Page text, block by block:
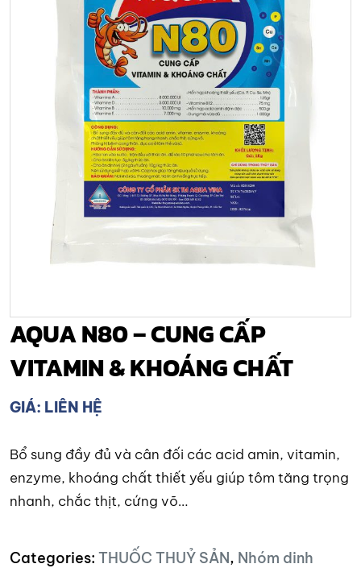
AQUA N80 – CUNG CẤP
VITAMIN & KHOÁNG CHẤT
GIÁ: LIÊN HỆ
Bổ sung đầy đủ và cân đối các acid amin, vitamin,
enzyme, khoáng chất thiết yếu giúp tôm tăng trọng
nhanh, chắc thịt, cứng võ…
Categories: THUỐC THUỶ SẢN, Nhóm dinh